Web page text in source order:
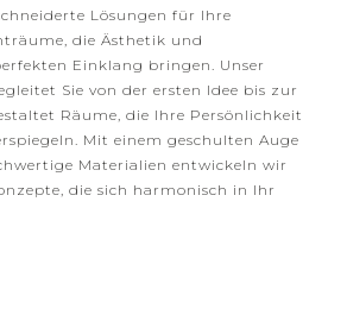
Lösungen für Ihre
die Ästhetik und
Einklang bringen. Unser
Sie von der ersten Idee bis zur
Räume, die Ihre Persönlichkeit
Mit einem geschulten Auge
Materialien entwickeln wir
die sich harmonisch in Ihr